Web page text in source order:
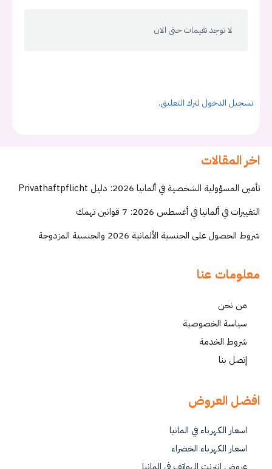
لا توجد تقيمات حتى الان
تسجيل الدخول لترك التعليق.
اخر المقالات
تأمين المسؤولية الشخصية في ألمانيا 2026: دليل Privathaftpflicht
التغييرات في ألمانيا في أغسطس 2026: 7 قوانين تهمك
شروط الحصول على الجنسية الألمانية 2026 والجنسية المزدوجة
معلومات عنا
من نحن
سياسة الخصوصية
شروط الخدمة
إتصل بنا
افضل العروض
اسعار الكهرباء في المانيا
اسعار الكهرباء الخضراء